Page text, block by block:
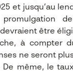
et jusqu’au
être
à compter
ne seront
De même, le